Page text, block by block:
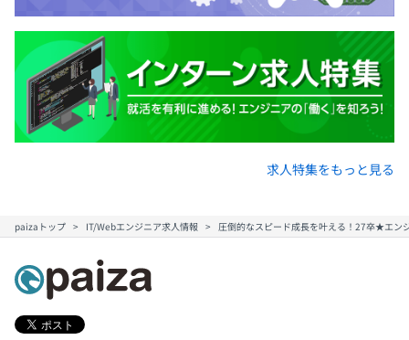
求人特集をもっと見る
paizaトップ IT/Webエンジニア求人情報 圧倒的なスピード成長を叶える！27卒★エン